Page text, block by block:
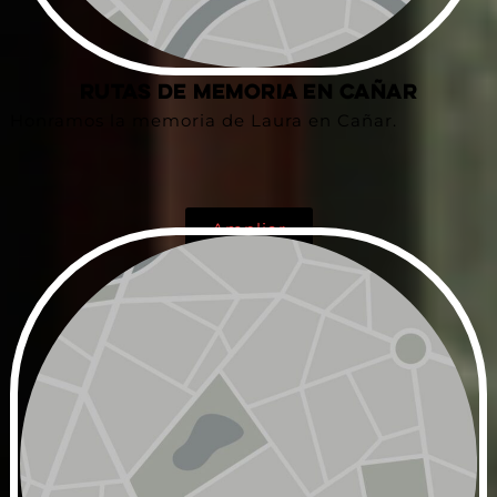
Rutas de Memoria en Cañar
Honramos la memoria de Laura en Cañar.
Ampliar